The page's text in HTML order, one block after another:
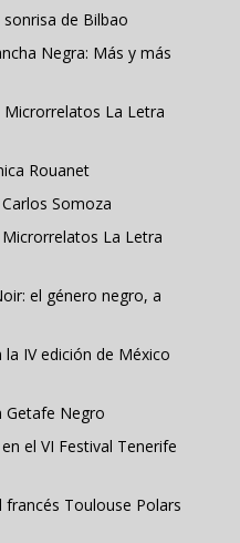
sonrisa de Bilbao
Negra: Más y más
La Letra
Rouanet
Somoza
La Letra
el género negro, a
IV edición de México
Getafe Negro
el VI Festival Tenerife
francés Toulouse Polars